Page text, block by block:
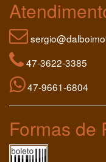
47-3622-3385
47-9661-6804
Formas de